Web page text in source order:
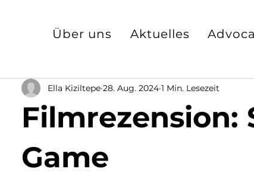
Über uns Aktuelles
Filmrezension:
Game
Ella Kiziltepe 28. Aug. 2024 1 Min. Lesezeit